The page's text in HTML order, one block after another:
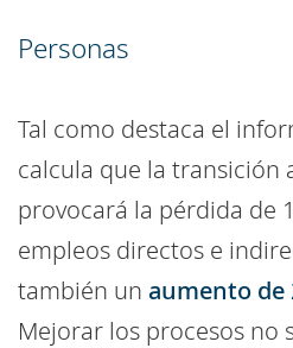
Personas
Tal como destaca el
calcula que la transición
provocará la pérdida de
empleos directos e
también un aumento de
Mejorar los procesos no